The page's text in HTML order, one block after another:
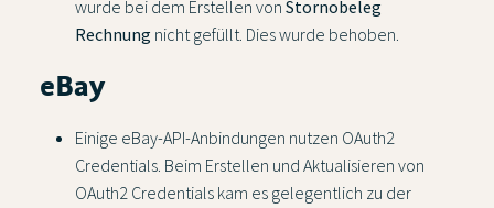
wurde bei dem Erstellen von Stornobeleg
Rechnung nicht gefüllt. Dies wurde behoben.
eBay
Einige eBay-API-Anbindungen nutzen OAuth2
Credentials. Beim Erstellen und Aktualisieren von
OAuth2 Credentials kam es gelegentlich zu der